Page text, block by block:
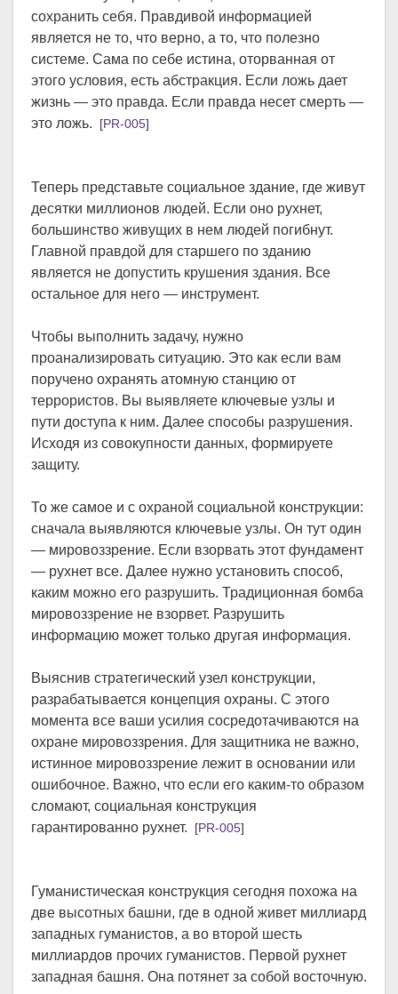
сохранить себя. Правдивой информацией
является не то, что верно, а то, что полезно
системе. Сама по себе истина, оторванная от
этого условия, есть абстракция. Если ложь дает
жизнь — это правда. Если правда несет смерть —
это ложь. [PR-005]
Теперь представьте социальное здание, где живут
десятки миллионов людей. Если оно рухнет,
большинство живущих в нем людей погибнут.
Главной правдой для старшего по зданию
является не допустить крушения здания. Все
остальное для него — инструмент.
Чтобы выполнить задачу, нужно
проанализировать ситуацию. Это как если вам
поручено охранять атомную станцию от
террористов. Вы выявляете ключевые узлы и
пути доступа к ним. Далее способы разрушения.
Исходя из совокупности данных, формируете
защиту.
То же самое и с охраной социальной конструкции:
сначала выявляются ключевые узлы. Он тут один
— мировоззрение. Если взорвать этот фундамент
— рухнет все. Далее нужно установить способ,
каким можно его разрушить. Традиционная бомба
мировоззрение не взорвет. Разрушить
информацию может только другая информация.
Выяснив стратегический узел конструкции,
разрабатывается концепция охраны. С этого
момента все ваши усилия сосредотачиваются на
охране мировоззрения. Для защитника не важно,
истинное мировоззрение лежит в основании или
ошибочное. Важно, что если его каким-то образом
сломают, социальная конструкция
гарантированно рухнет. [PR-005]
Гуманистическая конструкция сегодня похожа на
две высотных башни, где в одной живет миллиард
западных гуманистов, а во второй шесть
миллиардов прочих гуманистов. Первой рухнет
западная башня. Она потянет за собой восточную.